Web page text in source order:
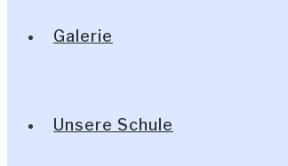
Galerie
Unsere Schule